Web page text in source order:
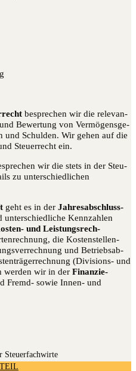
bespre­chen wir die rele­van­
Bewer­tung von Ver­mö­gens­ge­
und Schul­den. Wir gehen auf die
Steu­er­recht ein.
wir die stets in der Steu­
zu unter­schied­li­chen
geht es in der Jah­res­ab­schluss­
Kenn­zah­len
und Leis­tungs­rech­
die Kos­ten­stel­len­
und Betriebs­ab­
(Divi­si­ons- und
wer­den wir in der Finan­zie­
Fremd- sowie Innen- und
Steuerfachwirte